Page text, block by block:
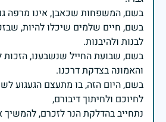
בשם, חיים שלמים שיכלו להיות,
בשם, שבועת החייל שנשבענו, הזכות
בשם, היום הזה, בו מתעצם הגעגוע
נתחייב בהדלקת הנר לזכרם,